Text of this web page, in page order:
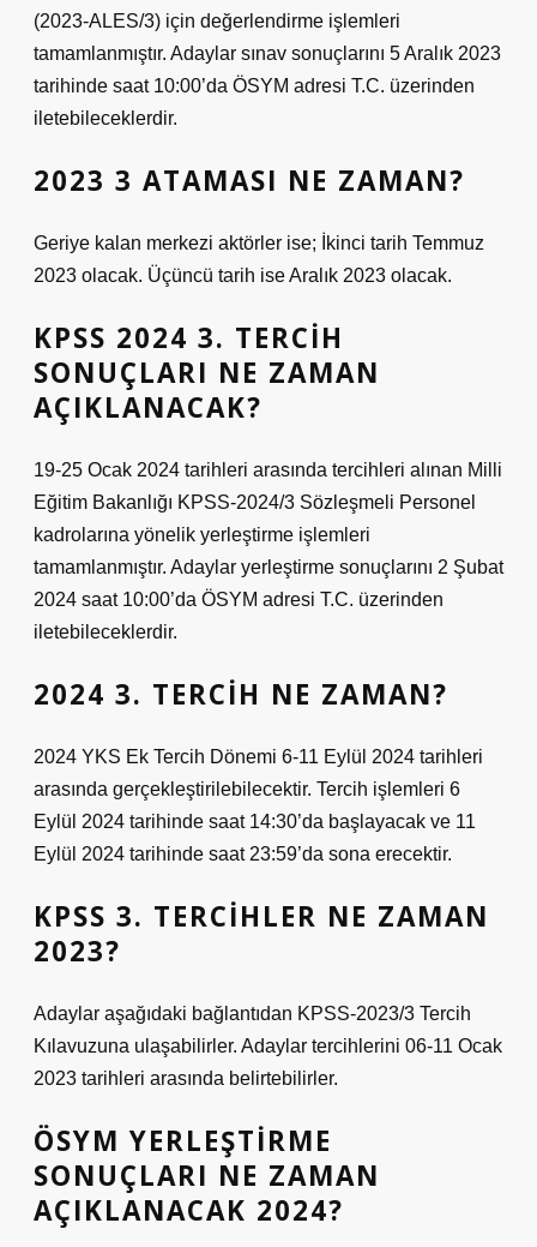
(2023-ALES/3) için değerlendirme işlemleri
tamamlanmıştır. Adaylar sınav sonuçlarını 5 Aralık 2023
tarihinde saat 10:00’da ÖSYM adresi T.C. üzerinden
iletebileceklerdir.
2023 3 ATAMASI NE ZAMAN?
Geriye kalan merkezi aktörler ise; İkinci tarih Temmuz
2023 olacak. Üçüncü tarih ise Aralık 2023 olacak.
KPSS 2024 3. TERCIH
SONUÇLARI NE ZAMAN
AÇIKLANACAK?
19-25 Ocak 2024 tarihleri ​​arasında tercihleri ​​alınan Milli
Eğitim Bakanlığı KPSS-2024/3 Sözleşmeli Personel
kadrolarına yönelik yerleştirme işlemleri
tamamlanmıştır. Adaylar yerleştirme sonuçlarını 2 Şubat
2024 saat 10:00’da ÖSYM adresi T.C. üzerinden
iletebileceklerdir.
2024 3. TERCIH NE ZAMAN?
2024 YKS Ek Tercih Dönemi 6-11 Eylül 2024 tarihleri ​​
arasında gerçekleştirilebilecektir. Tercih işlemleri 6
Eylül 2024 tarihinde saat 14:30’da başlayacak ve 11
Eylül 2024 tarihinde saat 23:59’da sona erecektir.
KPSS 3. TERCIHLER NE ZAMAN
2023?
Adaylar aşağıdaki bağlantıdan KPSS-2023/3 Tercih
Kılavuzuna ulaşabilirler. Adaylar tercihlerini 06-11 Ocak
2023 tarihleri ​​arasında belirtebilirler.
ÖSYM YERLEŞTIRME
SONUÇLARI NE ZAMAN
AÇIKLANACAK 2024?